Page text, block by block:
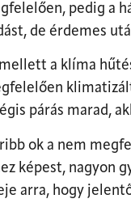
pedig a
de érdemes
a klíma
párás marad,
ok a nem
képest, nagyon
arra, hogy